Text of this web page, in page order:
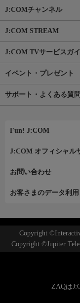
J:COMチャンネル
J:COM STREAM
J:COM TVサービスガ
イベント・プレゼント
サポート・よくある質問
Fun! J:COM
J:COM オフィシャル
お問い合わせ
お客さまのデータ利
Copyright
Copyright ©Jupiter
ZAQは